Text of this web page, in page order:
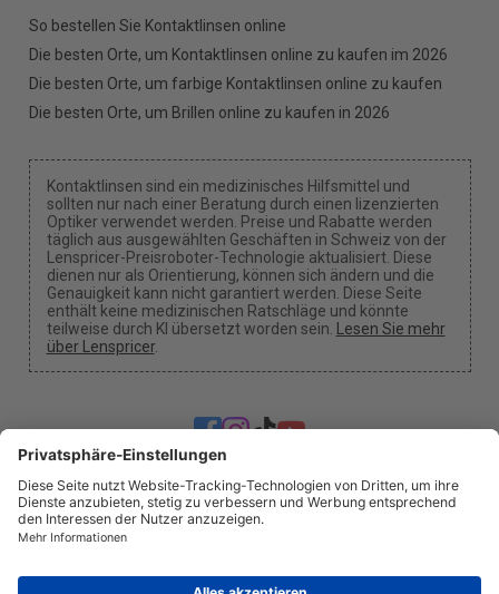
So bestellen Sie Kontaktlinsen online
Die besten Orte, um Kontaktlinsen online zu kaufen im 2026
Die besten Orte, um farbige Kontaktlinsen online zu kaufen
Die besten Orte, um Brillen online zu kaufen in 2026
Kontaktlinsen sind ein medizinisches Hilfsmittel und
sollten nur nach einer Beratung durch einen lizenzierten
Optiker verwendet werden. Preise und Rabatte werden
täglich aus ausgewählten Geschäften in Schweiz von der
Lenspricer-Preisroboter-Technologie aktualisiert. Diese
dienen nur als Orientierung, können sich ändern und die
Genauigkeit kann nicht garantiert werden. Diese Seite
enthält keine medizinischen Ratschläge und könnte
teilweise durch KI übersetzt worden sein. Lesen Sie mehr
über Lenspricer.
Cookie-Einstellungen
Wir können eine Provision erhalten, wenn du unsere
Über unsNachrichtenInformationDatenschutzImpressum